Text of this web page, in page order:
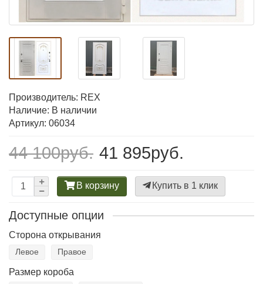
Производитель: REX
Наличие: В наличии
Артикул: 06034
44 100руб. 41 895руб.
В корзину Купить в 1 клик
Доступные опции
Сторона открывания
Левое Правое
Размер короба